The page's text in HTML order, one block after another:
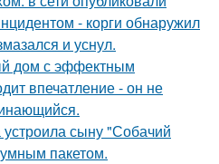
- корги обнаружил
и уснул.
дом с эффектным
впечатление - он не
сыну "Собачий
пакетом.